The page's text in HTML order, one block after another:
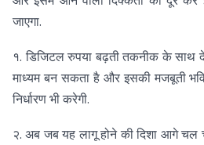
जाएगा.
१. डिजिटल रुपया बढ़ती तकनीक के साथ
माध्यम बन सकता है और इसकी मजबूती
निर्धारण भी करेगी.
२. अब जब यह लागू होने की दिशा आगे चल